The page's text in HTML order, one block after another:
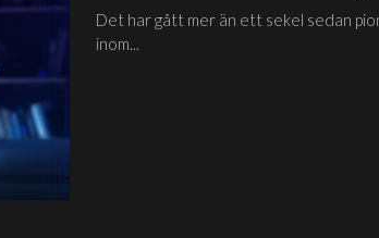
Det har gått mer än ett sekel sedan
inom...